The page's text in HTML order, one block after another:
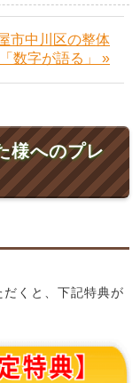
市中川区の整体
「数字が語る」 »
様へのプレ
だくと、下記特典が